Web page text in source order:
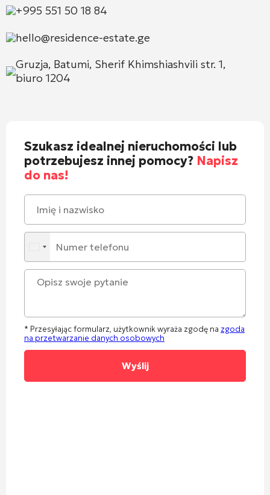
+995 551 50 18 84
hello@residence-estate.ge
Gruzja, Batumi, Sherif Khimshiashvili str. 1,
biuro 1204
Szukasz idealnej nieruchomości lub
potrzebujesz innej pomocy? Napisz
do nas!
* Przesyłając formularz, użytkownik wyraża zgodę na zgoda
na przetwarzanie danych osobowych